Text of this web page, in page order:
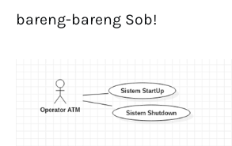
bareng-bareng Sob!